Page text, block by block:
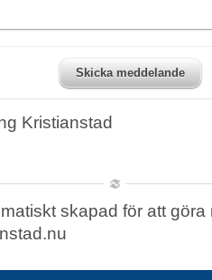
Skicka meddelande
Kristianstad
skapad för att göra